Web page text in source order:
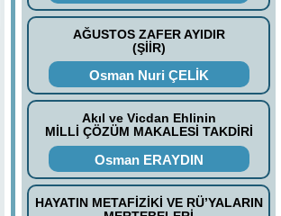
AĞUSTOS ZAFER AYIDIR
(ŞİİR)
Osman Nuri ÇELİK
Akıl ve Vicdan Ehlinin
MİLLİ ÇÖZÜM MAKALESİ TAKDİRİ
Osman ERAYDIN
HAYATIN METAFİZİKİ VE RÜ’YALARIN